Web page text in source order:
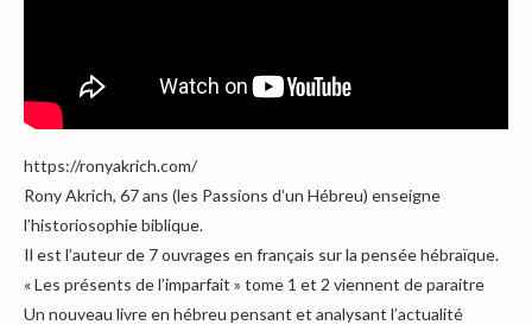
https://ronyakrich.com/
Rony Akrich, 67 ans (les Passions d’un Hébreu) enseigne
l’historiosophie biblique.
Il est l’auteur de 7 ouvrages en français sur la pensée hébraïque.
« Les présents de l’imparfait » tome 1 et 2 viennent de paraitre
Un nouveau livre en hébreu pensant et analysant l’actualité